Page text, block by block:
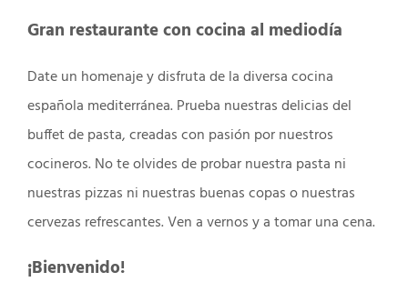
Gran restaurante con cocina al mediodía
Date un homenaje y disfruta de la diversa cocina
española mediterránea. Prueba nuestras delicias del
buffet de pasta, creadas con pasión por nuestros
cocineros. No te olvides de probar nuestra pasta ni
nuestras pizzas ni nuestras buenas copas o nuestras
cervezas refrescantes. Ven a vernos y a tomar una cena.
¡Bienvenido!